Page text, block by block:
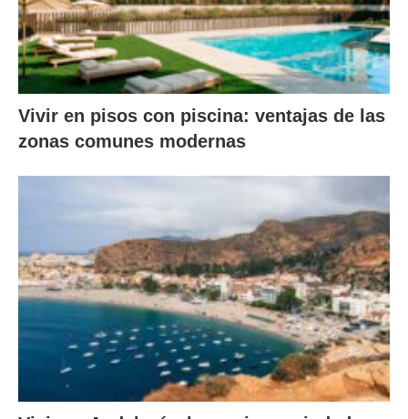
Vivir en pisos con piscina: ventajas de las
zonas comunes modernas